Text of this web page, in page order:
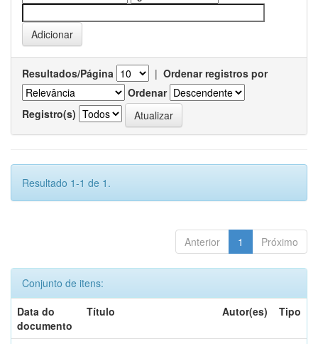
Resultados/Página | Ordenar registros por
Ordenar
Registro(s)
Resultado 1-1 de 1.
Anterior 1 Próximo
Conjunto de itens:
Data do
documento
Título Autor(es) Tipo